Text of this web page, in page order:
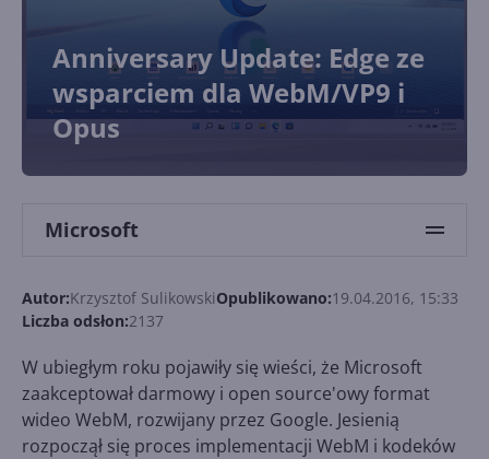
Anniversary Update: Edge ze
wsparciem dla WebM/VP9 i
Opus
Microsoft
Autor:Krzysztof SulikowskiOpublikowano:19.04.2016, 15:33
Liczba odsłon:2137
W ubiegłym roku pojawiły się wieści, że Microsoft
zaakceptował darmowy i open source'owy format
wideo WebM, rozwijany przez Google. Jesienią
rozpoczął się proces implementacji WebM i kodeków